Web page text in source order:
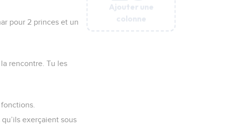
Ajouter une
colonne
Ajouter une
colonne
pour 2 princes et un
rencontre. Tu les
exerçaient sous
Ajouter une
colonne
Ajouter une
colonne
Ajouter une
colonne